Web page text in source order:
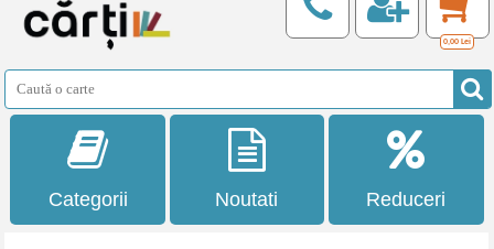
0,00 Lei
Categorii Noutati Reduceri